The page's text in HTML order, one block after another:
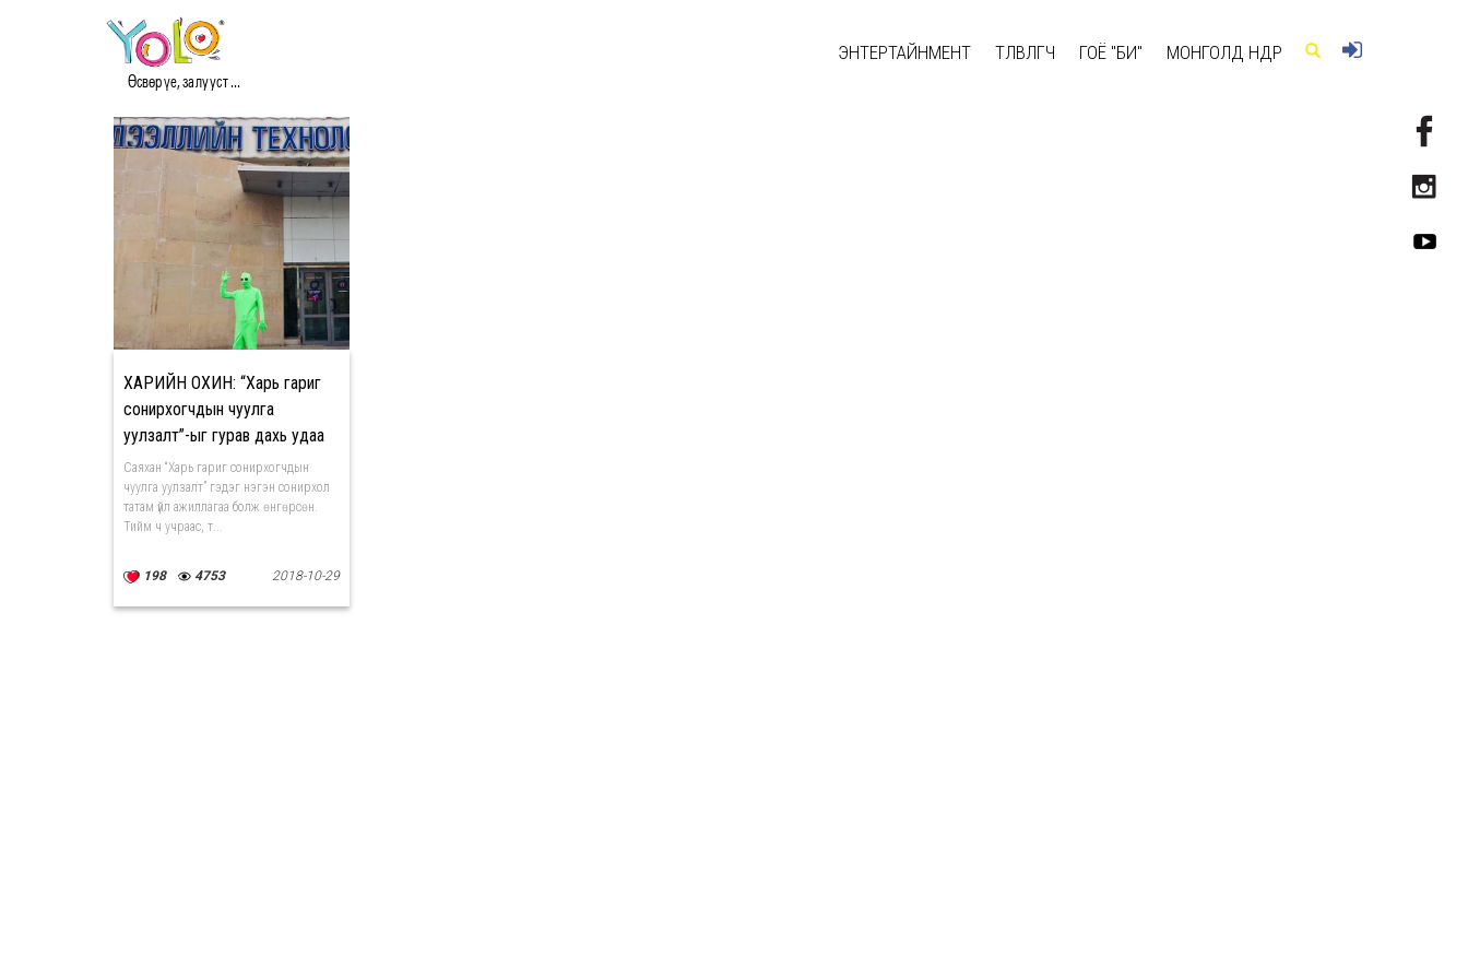
Өсвөр үе, залууст ...
ЭНТЕРТАЙНМЕНТ ТӨЛӨВЛӨГЧ ГОЁ "БИ" МОНГОЛД ӨНӨӨДӨР
#ALIENS МЭДЭЭ
ХАРИЙН ОХИН: “Харь гариг
сонирхогчдын чуулга
уулзалт”-ыг гурав дахь удаа
амжилттай зохион байгууллаа
Саяхан “Харь гариг сонирхогчдын
чуулга уулзалт” гэдэг нэгэн сонирхол
татам үйл ажиллагаа болж өнгөрсөн.
Тийм ч учраас, т...
198 4753 2018-10-29